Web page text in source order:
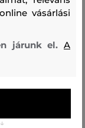
+3 további vásárlási
járunk el.A